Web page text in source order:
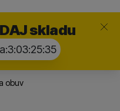
skladu
3:03:25:33
Zavrieť
obuv